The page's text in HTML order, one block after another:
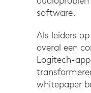
software.
Als leiders
overal een
Logitech-
whitepaper